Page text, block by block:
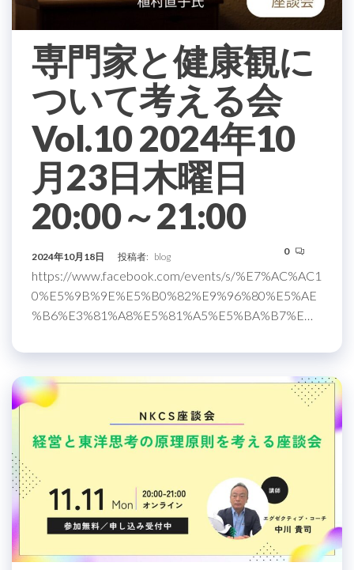
専門家と健康観に
ついて考える会
Vol.10 2024年10
月23日木曜日
20:00～21:00
2024年10月18日 投稿者: blog 0
https://www.facebook.com/events/s/%E7%AC%AC1
0%E5%9B%9E%E5%B0%82%E9%96%80%E5%AE
%B6%E3%81%A8%E5%81%A5%E5%BA%B7%E…